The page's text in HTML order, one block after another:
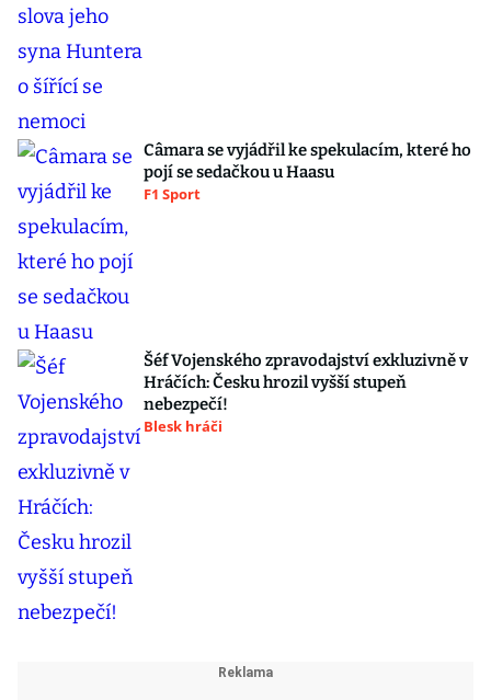
Câmara se vyjádřil ke spekulacím, které ho
pojí se sedačkou u Haasu
F1 Sport
Šéf Vojenského zpravodajství exkluzivně v
Hráčích: Česku hrozil vyšší stupeň
nebezpečí!
Blesk hráči